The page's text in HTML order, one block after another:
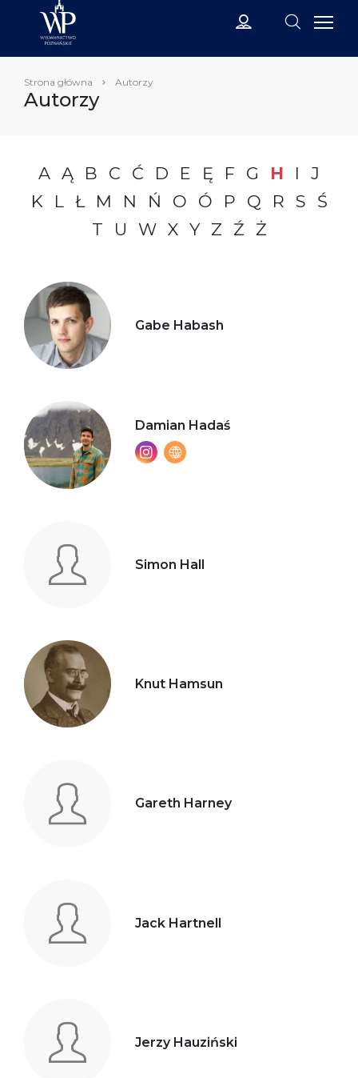
Strona główna Autorzy
Autorzy
A Ą B C Ć D E Ę F G H I
J
K
L Ł M N Ń O Ó P Q R S
Ś
T
U W X Y Z Ź Ż
Gabe Habash
Damian Hadaś
Simon Hall
Knut Hamsun
Gareth Harney
Jack Hartnell
Jerzy Hauziński